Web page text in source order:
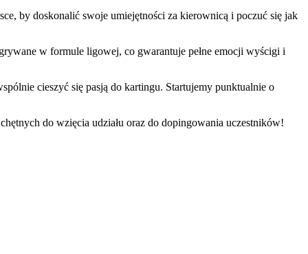
by doskonalić swoje umiejętności za kierownicą i poczuć się jak
w formule ligowej, co gwarantuje pełne emocji wyścigi i
cieszyć się pasją do kartingu. Startujemy punktualnie o
do wzięcia udziału oraz do dopingowania uczestników!